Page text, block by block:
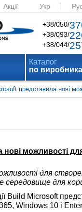
Акції Укр
+38/050/
+38/093/
+38/044/
Каталог
по
представила нові
нові можливості
для
середовище для
Build Microsoft
Windows 10 і